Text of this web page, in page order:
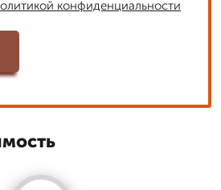
конфиденциальности